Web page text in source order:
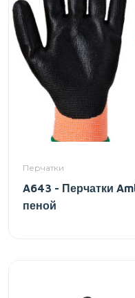
Перчатки
A643 - Перчатки
пеной